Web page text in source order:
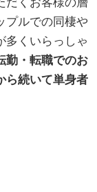
プルでの同棲や
多くいらっしゃ
勤・転職でのお
ら続いて単身者